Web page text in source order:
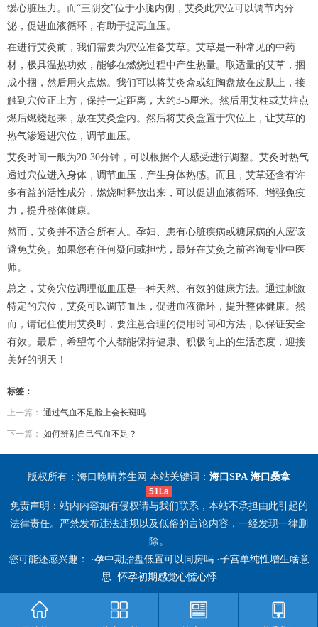
缓心脏压力。而“三阴交”位于小腿内侧，艾灸此穴位可以调节内分
泌，促进血液循环，有助于提高血压。
在进行艾灸前，我们需要为穴位准备艾草。艾草是一种常见的中药
材，极具温热功效，能够在燃烧过程中产生热量。取适量的艾草，捆
成小捆，然后用火点燃。我们可以将艾灸盒或红陶盘放在皮肤上，接
触到穴位正上方，保持一定距离，大约3-5厘米。然后用艾柱或艾炷点
燃后燃烧起来，放在艾灸盒内。然后将艾灸盒置于穴位上，让艾草的
热气渗透进穴位，调节血压。
艾灸时间一般为20-30分钟，可以根据个人感受进行调整。艾灸时热气
透过穴位进入身体，调节血压，产生身体热感。而且，艾草还含有许
多有益的活性成分，燃烧时释放出来，可以促进血液循环、增强免疫
力，提升整体健康。
然而，艾灸并不适合所有人。孕妇、患有心脏疾病或糖尿病的人应该
避免艾灸。如果您有任何疑问或担忧，最好在艾灸之前咨询专业中医
师。
总之，艾灸穴位调理低血压是一种天然、有效的健康方法。通过刺激
特定的穴位，艾灸可以调节血压，促进血液循环，提升整体健康。然
而，请记住使用艾灸时，要注意合理的使用时间和方法，以保证安全
有效。最后，希望每个人都能保持健康、积极向上的生活态度，迎接
美好的明天！
标签：
上一篇： 通过气血不足脸上会长斑吗
下一篇： 如何辨别自己气血不足？
版权所有：海口晚晴养生网 本站关键词： 海口SPA 海口桑拿
51La
免责声明：站内内容如有侵权请与我们联系，本站不承担由此引起的
法律责任。严禁发布违法违规以及低俗的言论内容，一经发现一律删
除。
您可能还感兴趣： ·孕中期胎盘低置可以同房吗 ·子宫单纯性增生啥意
思 ·怀孕初期感觉心慌心悸